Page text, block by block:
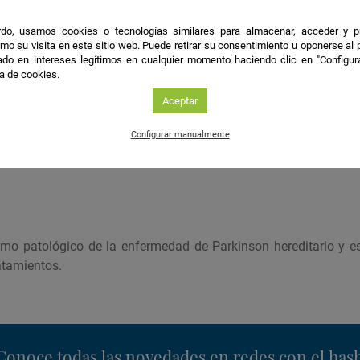
la oligomerización de proteínas como alpha-sinucleina
Parasitología y Biomedicina donde sigo investigando los
durante los últimos siete años.
en investigación es determinar los mecanismos
la enfermedad de Parkinson.
patológico de la enfermedad de Parkinson hereditario y
usamos cookies o tecnologías similares para almacenar, acceder y
su visita en este sitio web. Puede retirar su consentimiento u oponerse al
en intereses legítimos en cualquier momento haciendo clic en
de cookies.
Aceptar
Configurar manualmente